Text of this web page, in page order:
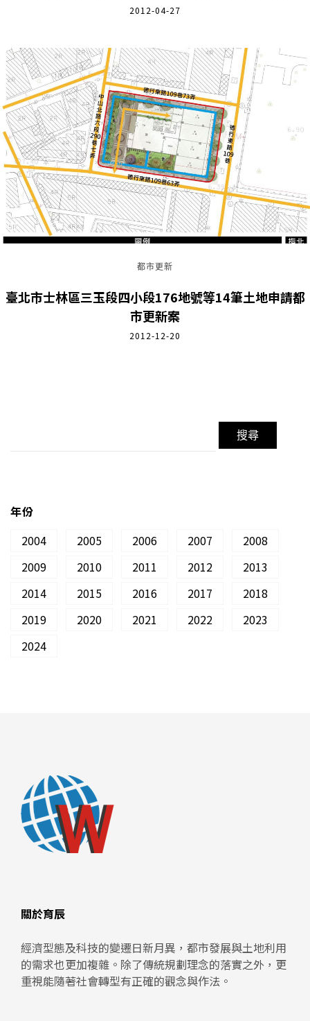
2012-04-27
都市更新
臺北市士林區三玉段四小段176地號等14筆土地申請都
市更新案
2012-12-20
年份
2004
2005 2006 2007
2008
2009
2010 2011 2012
2013
2014
2015 2016 2017
2018
2019
2020 2021 2022
2023
2024
關於育辰
經濟型態及科技的變遷日新月異，都市發展與土地利用
的需求也更加複雜。除了傳統規劃理念的落實之外，更
重視能隨著社會轉型有正確的觀念與作法。